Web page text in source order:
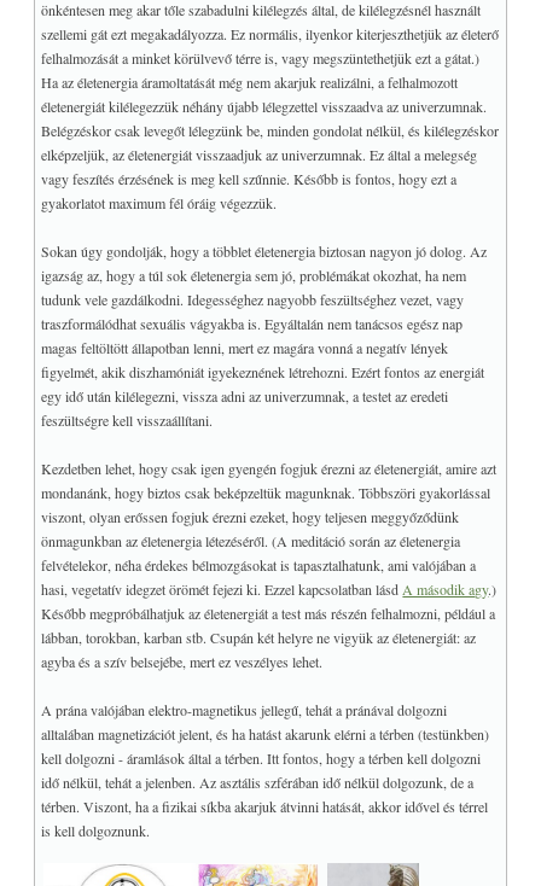
önkéntesen meg akar tőle szabadulni kilélegzés által, de kilélegzésnél használt
szellemi gát ezt megakadályozza. Ez normális, ilyenkor kiterjeszthetjük az életerő
felhalmozását a minket körülvevő térre is, vagy megszüntethetjük ezt a gátat.)
Ha az életenergia áramoltatását még nem akarjuk realizálni, a felhalmozott
életenergiát kilélegezzük néhány újabb lélegzettel visszaadva az univerzumnak.
Belégzéskor csak levegőt lélegzünk be, minden gondolat nélkül, és kilélegzéskor
elképzeljük, az életenergiát visszaadjuk az univerzumnak. Ez által a melegség
vagy feszítés érzésének is meg kell szűnnie. Később is fontos, hogy ezt a
gyakorlatot maximum fél óráig végezzük.
Sokan úgy gondolják, hogy a többlet életenergia biztosan nagyon jó dolog. Az
igazság az, hogy a túl sok életenergia sem jó, problémákat okozhat, ha nem
tudunk vele gazdálkodni. Idegességhez nagyobb feszültséghez vezet, vagy
traszformálódhat sexuális vágyakba is. Egyáltalán nem tanácsos egész nap
magas feltöltött állapotban lenni, mert ez magára vonná a negatív lények
figyelmét, akik diszhamóniát igyekeznének létrehozni. Ezért fontos az energiát
egy idő után kilélegezni, vissza adni az univerzumnak, a testet az eredeti
feszültségre kell visszaállítani.
Kezdetben lehet, hogy csak igen gyengén fogjuk érezni az életenergiát, amire azt
mondanánk, hogy biztos csak beképzeltük magunknak. Többszöri gyakorlással
viszont, olyan erőssen fogjuk érezni ezeket, hogy teljesen meggyőződünk
önmagunkban az életenergia létezéséről. (A meditáció során az életenergia
felvételekor, néha érdekes bélmozgásokat is tapasztalhatunk, ami valójában a
hasi, vegetatív idegzet örömét fejezi ki. Ezzel kapcsolatban lásd A második agy.)
Később megpróbálhatjuk az életenergiát a test más részén felhalmozni, például a
lábban, torokban, karban stb. Csupán két helyre ne vigyük az életenergiát: az
agyba és a szív belsejébe, mert ez veszélyes lehet.
A prána valójában elektro-magnetikus jellegű, tehát a pránával dolgozni
alltalában magnetizációt jelent, és ha hatást akarunk elérni a térben (testünkben)
kell dolgozni - áramlások által a térben. Itt fontos, hogy a térben kell dolgozni
idő nélkül, tehát a jelenben. Az asztális szférában idő nélkül dolgozunk, de a
térben. Viszont, ha a fizikai síkba akarjuk átvinni hatását, akkor idővel és térrel
is kell dolgoznunk.